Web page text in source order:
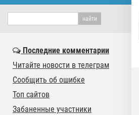
Последние комментарии
Читайте новости в телеграм
Сообщить об ошибке
Топ сайтов
Забаненные участники